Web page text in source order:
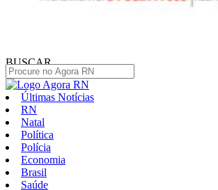
BUSCAR
Últimas Notícias
RN
Natal
Política
Polícia
Economia
Brasil
Saúde